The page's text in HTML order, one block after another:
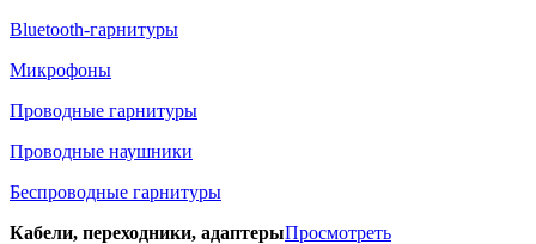
Bluetooth-гарнитуры
Микрофоны
Проводные гарнитуры
Проводные наушники
Беспроводные гарнитуры
Кабели, переходники, адаптерыПросмотреть